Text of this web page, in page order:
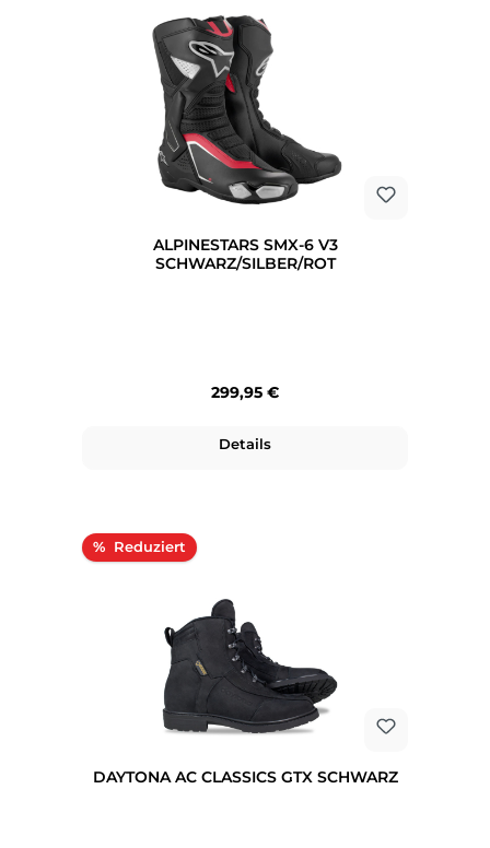
ALPINESTARS SMX-6 V3
SCHWARZ/SILBER/ROT
Regulärer Preis:
299,95 €
Details
% Rabatt
DAYTONA AC CLASSICS GTX SCHWARZ